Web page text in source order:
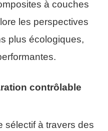
à couches
les perspectives
plus écologiques,
contrôlable
sélectif à travers des